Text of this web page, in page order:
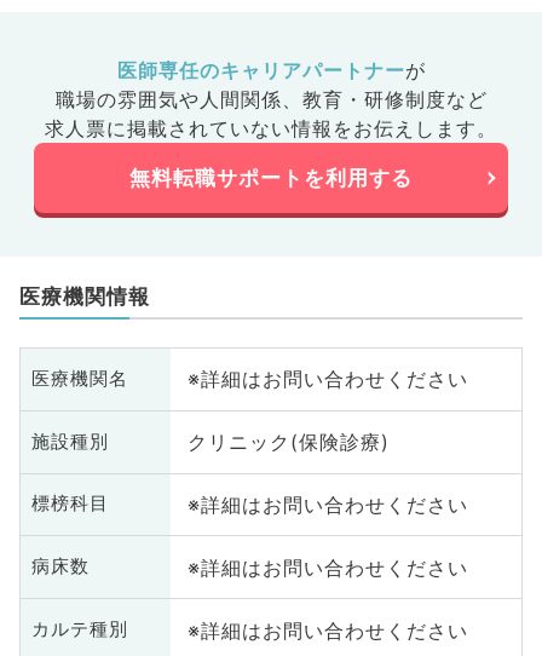
医師専任のキャリアパートナーが
職場の雰囲気や人間関係、 教育・研修制度など
求人票に掲載されていない情報をお伝えします。
無料転職サポートを利用する
医療機関情報
医療機関名 ※詳細はお問い合わせください
施設種別 クリニック(保険診療)
標榜科目 ※詳細はお問い合わせください
病床数 ※詳細はお問い合わせください
カルテ種別 ※詳細はお問い合わせください